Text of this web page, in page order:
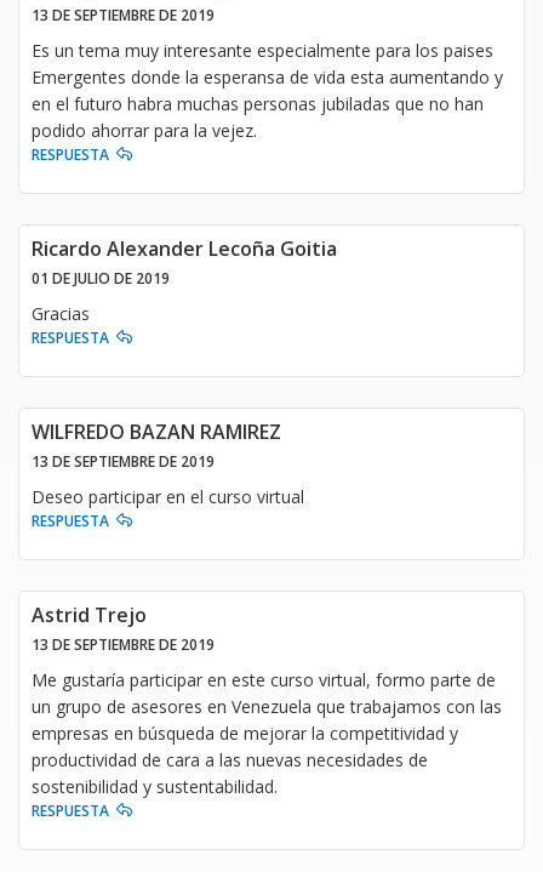
13 DE SEPTIEMBRE DE 2019
Es un tema muy interesante especialmente para los paises
Emergentes donde la esperansa de vida esta aumentando y
en el futuro habra muchas personas jubiladas que no han
podido ahorrar para la vejez.
RESPUESTA
Ricardo Alexander Lecoña Goitia
01 DE JULIO DE 2019
Gracias
RESPUESTA
WILFREDO BAZAN RAMIREZ
13 DE SEPTIEMBRE DE 2019
Deseo participar en el curso virtual
RESPUESTA
Astrid Trejo
13 DE SEPTIEMBRE DE 2019
Me gustaría participar en este curso virtual, formo parte de
un grupo de asesores en Venezuela que trabajamos con las
empresas en búsqueda de mejorar la competitividad y
productividad de cara a las nuevas necesidades de
sostenibilidad y sustentabilidad.
RESPUESTA